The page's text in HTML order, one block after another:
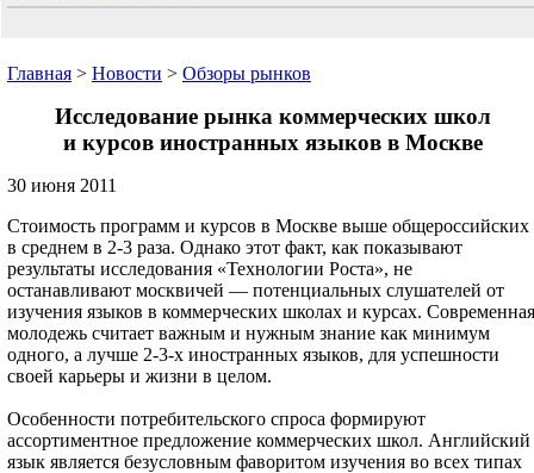
Главная > Новости > Обзоры рынков
Исследование рынка коммерческих школ
и курсов иностранных языков в Москве
30 июня 2011
Стоимость программ и курсов в Москве выше общероссийских
в среднем в 2-3 раза. Однако этот факт, как показывают
результаты исследования «Технологии Роста», не
останавливают москвичей — потенциальных слушателей от
изучения языков в коммерческих школах и курсах. Современная
молодежь считает важным и нужным знание как минимум
одного, а лучше 2-3-х иностранных языков, для успешности
своей карьеры и жизни в целом.
Особенности потребительского спроса формируют
ассортиментное предложение коммерческих школ. Английский
язык является безусловным фаворитом изучения во всех типах